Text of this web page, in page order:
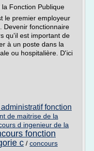
Fonction Publique
le premier employeur
Devenir fonctionnaire
qu'il est important de
à un poste dans la
ou hospitalière. D'ici
fonction
de maitrise de la
d ingenieur de la
fonction
c / concours